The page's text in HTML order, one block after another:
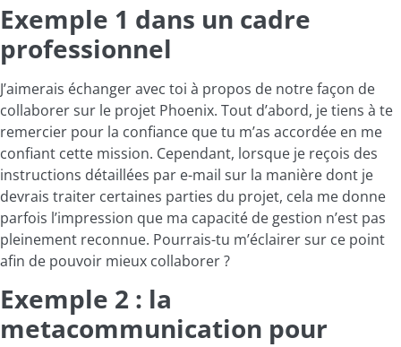
Exemple 1 dans un cadre
professionnel
J’aimerais échanger avec toi à propos de notre façon de
collaborer sur le projet Phoenix. Tout d’abord, je tiens à te
remercier pour la confiance que tu m’as accordée en me
confiant cette mission. Cependant, lorsque je reçois des
instructions détaillées par e-mail sur la manière dont je
devrais traiter certaines parties du projet, cela me donne
parfois l’impression que ma capacité de gestion n’est pas
pleinement reconnue. Pourrais-tu m’éclairer sur ce point
afin de pouvoir mieux collaborer ?
Exemple 2 : la
metacommunication pour